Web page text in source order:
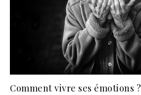
Comment vivre ses émotions ?